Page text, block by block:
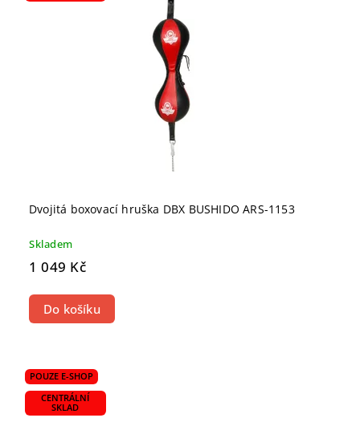
Dvojitá boxovací hruška DBX BUSHIDO ARS-1153
Skladem
1 049 Kč
Do košíku
POUZE E-SHOP
CENTRÁLNÍ
SKLAD